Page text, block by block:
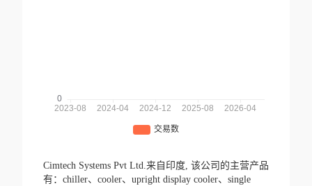
Cimtech Systems Pvt Ltd.来自印度, 该公司的主营产品
有：chiller、cooler、upright display cooler、single